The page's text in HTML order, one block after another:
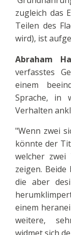
zugleich das
Teilen des
wird), ist
Abraham
verfasstes
einem
Sprache, in
Verhalten
"Wenn zwei
könnte der
welcher zwei
zeigen.
die aber
einem
weitere,